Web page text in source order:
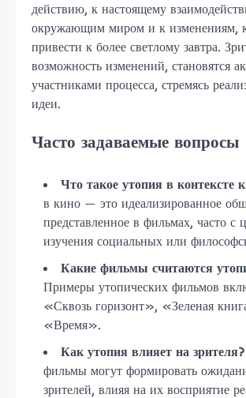
действию, к настоящему
окружающим миром и к изменениям,
привести к более светлому завтра.
возможность изменений, становятся
участниками процесса, стремясь
идеи.
Часто задаваемые вопросы
Что такое утопия в контексте
в кино — это идеализированное
представленное в фильмах, часто с
изучения социальных или
Какие фильмы считаются
Примеры утопических фильмов
«Сквозь горизонт», «Зеленая
«Время».
Как утопия влияет на зрителя?
фильмы могут формировать
зрителей, влияя на их восприятие